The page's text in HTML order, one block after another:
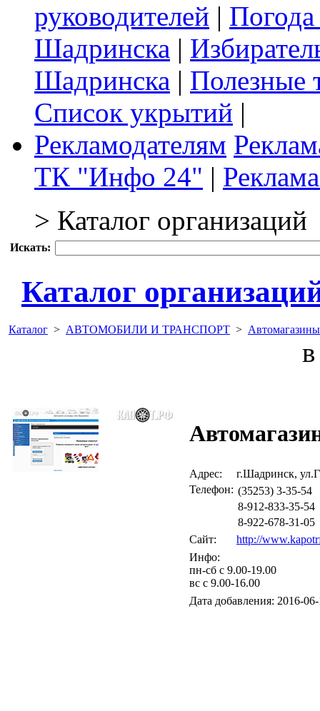
руководителей |
Шадринска |
Шадринска | Полезные
Список укрытий |
Рекламодателям
ТК "Инфо 24" |
> Каталог организаций
Искать:
Каталог
Каталог > АВТОМОБИЛИ И ТРАНСПОРТ > Автомагазины
Адрес:
г.Шадринск,
Телефон: (35253) 3-35-54
8-912-833-35-54
8-922-678-31-05
Сайт:
http://
Инфо:
пн-сб с 9.00-19.00
вс с 9.00-16.00
Дата добавления: 2016-